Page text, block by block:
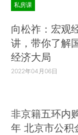
私房课
向松祚：宏观
讲，带你了解
经济大局
2022年04月06日
非京籍五环内
年 北京市公